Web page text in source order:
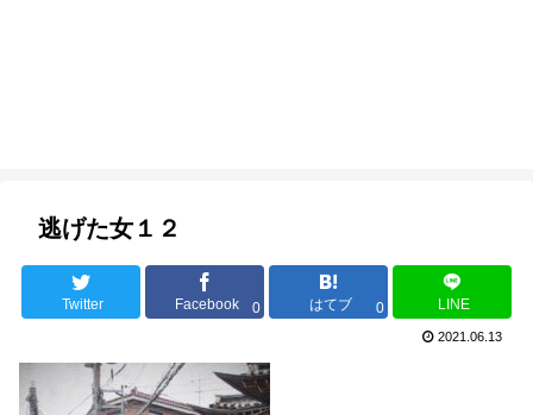
逃げた女１２
Twitter Facebook 0 はてブ 0 LINE
2021.06.13